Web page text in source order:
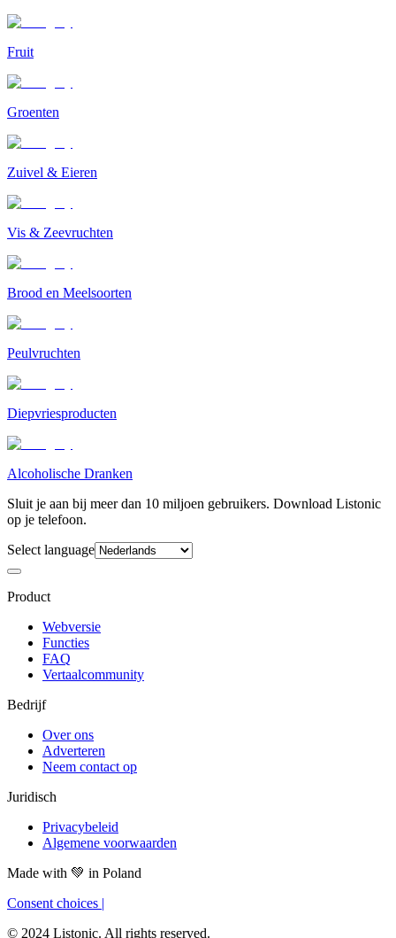
Fruit
Groenten
Zuivel & Eieren
Vis & Zeevruchten
Brood en Meelsoorten
Peulvruchten
Diepvriesproducten
Alcoholische Dranken
Sluit je aan bij meer dan 10 miljoen gebruikers. Download Listonic
op je telefoon.
Select language
Product
Webversie
Functies
FAQ
Vertaalcommunity
Bedrijf
Over ons
Adverteren
Neem contact op
Juridisch
Privacybeleid
Algemene voorwaarden
Made with 💚 in Poland
Consent choices |
© 2024 Listonic. All rights reserved.